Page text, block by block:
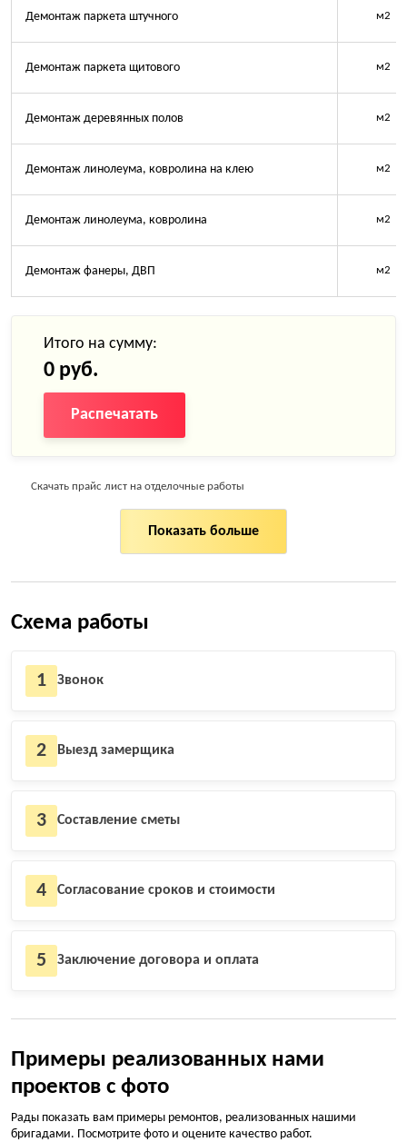
Демонтаж паркета штучного м2
Демонтаж паркета щитового м2
Демонтаж деревянных полов м2
Демонтаж линолеума, ковролина на клею м2
Демонтаж линолеума, ковролина м2
Демонтаж фанеры, ДВП м2
Итого на сумму:
0 руб.
Распечатать
Скачать прайс лист на отделочные работы
Показать больше
Схема работы
1 Звонок
2 Выезд замерщика
3 Составление сметы
4 Согласование сроков и стоимости
5 Заключение договора и оплата
Примеры реализованных нами
проектов с фото
Рады показать вам примеры ремонтов, реализованных нашими
бригадами. Посмотрите фото и оцените качество работ.